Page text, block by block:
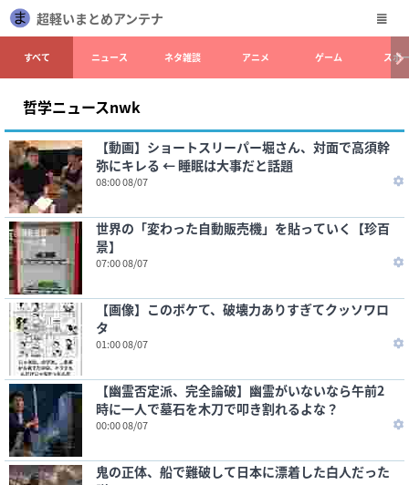
超軽いまとめアンテナ
すべて ニュース ネタ雑談 アニメ ゲーム スポ
哲学ニュースnwk
【動画】ショートスリーパー堀さん、対面で高須幹
弥にキレる ← 睡眠は大事だと話題
08:00 08/07
世界の「変わった自動販売機」を貼っていく【珍百
景】
07:00 08/07
【画像】このボケて、破壊力ありすぎてクッソワロ
タ
01:00 08/07
【幽霊否定派、完全論破】幽霊がいないなら午前2
時に一人で墓石を木刀で叩き割れるよな？
00:00 08/07
鬼の正体、船で難破して日本に漂着した白人だった